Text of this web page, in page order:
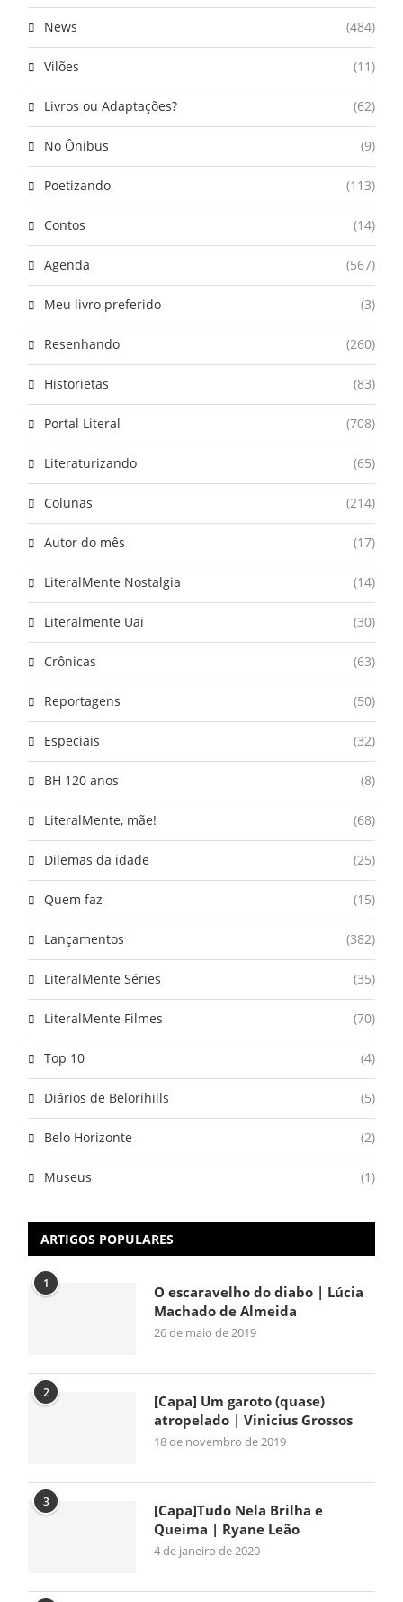
News (484)
Vilões (11)
Livros ou Adaptações? (62)
No Ônibus (9)
Poetizando (113)
Contos (14)
Agenda (567)
Meu livro preferido (3)
Resenhando (260)
Historietas (83)
Portal Literal (708)
Literaturizando (65)
Colunas (214)
Autor do mês (17)
LiteralMente Nostalgia (14)
Literalmente Uai (30)
Crônicas (63)
Reportagens (50)
Especiais (32)
BH 120 anos (8)
LiteralMente, mãe! (68)
Dilemas da idade (25)
Quem faz (15)
Lançamentos (382)
LiteralMente Séries (35)
LiteralMente Filmes (70)
Top 10 (4)
Diários de Belorihills (5)
Belo Horizonte (2)
Museus (1)
ARTIGOS POPULARES
1
O escaravelho do diabo | Lúcia
Machado de Almeida
26 de maio de 2019
2
[Capa] Um garoto (quase)
atropelado | Vinicius Grossos
18 de novembro de 2019
3
[Capa]Tudo Nela Brilha e
Queima | Ryane Leão
4 de janeiro de 2020